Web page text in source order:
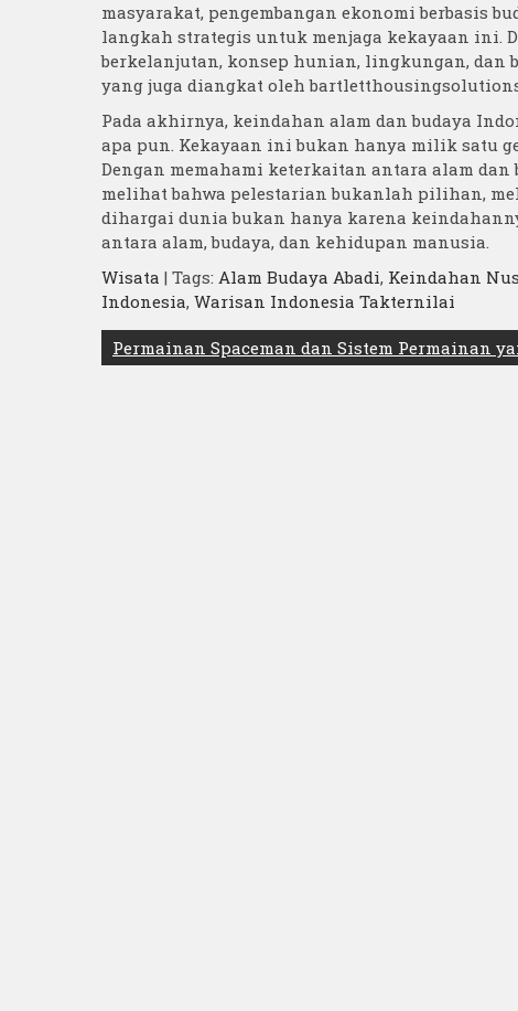
masyarakat, pengembangan ekonomi berbasis
langkah strategis untuk menjaga kekayaan ini.
berkelanjutan, konsep hunian, lingkungan, dan
yang juga diangkat oleh
Pada akhirnya, keindahan alam dan budaya
apa pun. Kekayaan ini bukan hanya milik satu
Dengan memahami keterkaitan antara alam
melihat bahwa pelestarian bukanlah pilihan,
dihargai dunia bukan hanya karena
antara alam, budaya, dan kehidupan manusia.
Wisata | Tags: Alam Budaya Abadi, Keindahan
Indonesia, Warisan Indonesia Takternilai
Post
navigation
Permainan Spaceman dan Sistem Permainan